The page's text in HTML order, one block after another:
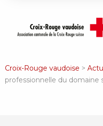
Croix-Rouge vaudoise >
professionnelle du domaine